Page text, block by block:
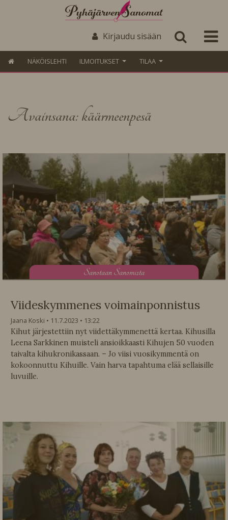
Kirjaudu sisään
NÄKÖISLEHTI ILMOITUKSET TILAA
Avainsana: käärmeenpesä
Sanotaan Sanomista
Viideskymmenes voimainponnistus
Jaana Koski 11.7.2023
13:22
Kihut järjestettiin nyt viidettäkymmenettä kertaa. Kihusilla
Leena Sarkkinen muisteli ansioikkaasti Kihujen 50 vuoden
taivalta kihukronikassaan. – Jo viisi vuosikymmentä on
kokoonnuttu Kihuille. Vain harva tapahtuma elää sellaisille
luvuille.